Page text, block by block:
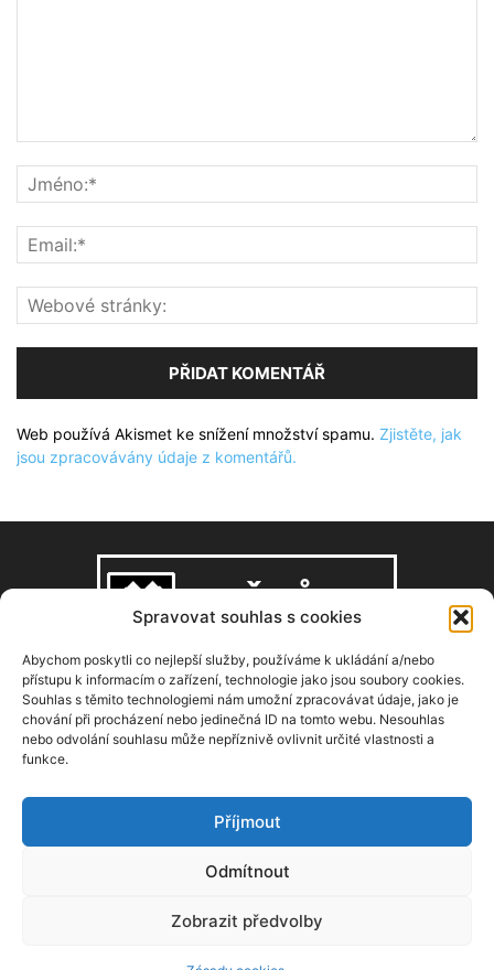
Spravovat souhlas s cookies
Abychom poskytli co nejlepší služby, používáme k ukládání a/nebo
přístupu k informacím o zařízení, technologie jako jsou soubory cookies.
Souhlas s těmito technologiemi nám umožní zpracovávat údaje, jako je
chování při procházení nebo jedinečná ID na tomto webu. Nesouhlas
nebo odvolání souhlasu může nepříznivě ovlivnit určité vlastnosti a
funkce.
Příjmout
Odmítnout
Zobrazit předvolby
Web používá Akismet ke snížení množství spamu. Zjistěte, jak
jsou zpracovávány údaje z komentářů.
O NÁS
NÁSLEDUJ NÁS